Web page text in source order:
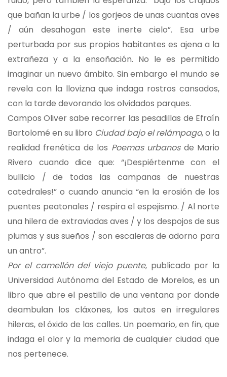
que bañan la urbe / los gorjeos de unas cuantas aves
/ aún desahogan este inerte cielo”. Esa urbe
perturbada por sus propios habitantes es ajena a la
extrañeza y a la ensoñación. No le es permitido
imaginar un nuevo ámbito. Sin embargo el mundo se
revela con la llovizna que indaga rostros cansados,
con la tarde devorando los olvidados parques.
Campos Oliver sabe recorrer las pesadillas de Efraín
Bartolomé en su libro Ciudad bajo el relámpago, o la
realidad frenética de los Poemas urbanosde Mario
Rivero cuando dice que: “¡Despiértenme con el
bullicio / de todas las campanas de nuestras
catedrales!” o cuando anuncia “en la erosión de los
puentes peatonales / respira el espejismo. / Al norte
una hilera de extraviadas aves / y los despojos de sus
plumas y sus sueños / son escaleras de adorno para
un antro”.
Por el camellón del viejo puente, publicado por la
Universidad Autónoma del Estado de Morelos, es un
libro que abre el pestillo de una ventana por donde
deambulan los cláxones, los autos en irregulares
hileras, el óxido de las calles. Un poemario, en fin, que
indaga el olor y la memoria de cualquier ciudad que
nos pertenece.